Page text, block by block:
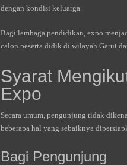
dengan kondisi keluarga.
Bagi lembaga pendidikan, expo
calon peserta didik di wilayah Garut
Syarat
Expo
Secara umum, pengunjung tidak
beberapa hal yang sebaiknya
Bagi Pengunjung